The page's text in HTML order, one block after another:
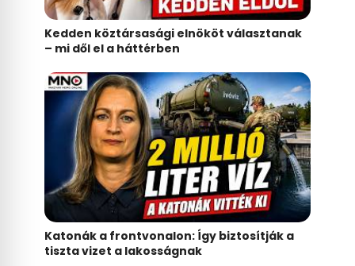
Kedden köztársasági elnököt választanak
– mi dől el a háttérben
Katonák a frontvonalon: Így biztosítják a
tiszta vizet a lakosságnak